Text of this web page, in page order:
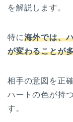
を解説します。
特に海外では、
が変わることが
相手の意図を正
ハートの色が持
す。